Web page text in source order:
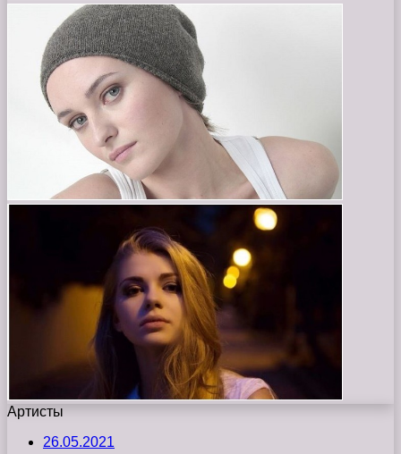
Артисты
26.05.2021